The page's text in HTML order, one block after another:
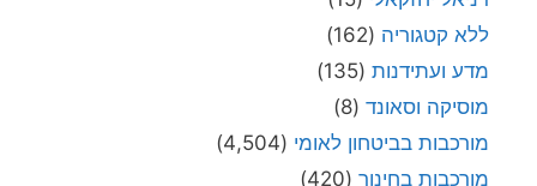
ללא קטגוריה (162)
מדע ועתידנות (135)
מוסיקה וסאונד (8)
מורכבות בביטחון לאומי (4,504)
מורכבות בחינוך (420)